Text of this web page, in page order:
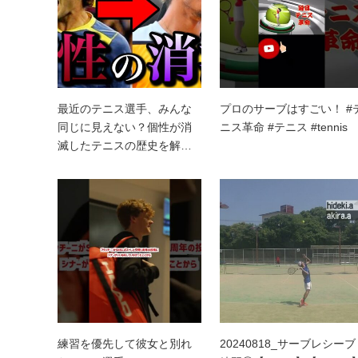
最近のテニス選手、みんな
同じに見えない？個性が消
滅したテニスの歴史を解…
プロのサーブはすごい！ #
ニス革命 #テニス #tennis
練習を優先して彼女と別れ
20240818_サーブレシーブ